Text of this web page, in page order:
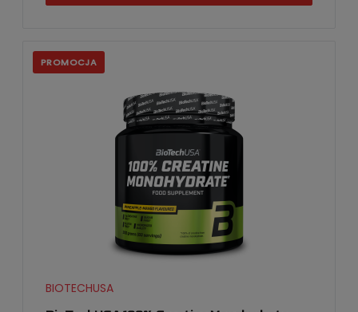
BIOTECHUSA
PROMOCJA